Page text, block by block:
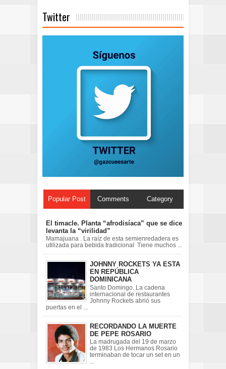
Twitter
Popular Post Comments Category
El timacle. Planta “afrodisíaca” que se dice
levanta la “virilidad”
Mamajuana . La raíz de esta semienredadera es
utilizada para bebida tradicional Tiene muchos ...
JOHNNY ROCKETS YA ESTA
EN REPÚBLICA
DOMINICANA
Santo Domingo. La cadena
internacional de restaurantes
Johnny Rockets abrió sus
puertas en el ...
RECORDANDO LA MUERTE
DE PEPE ROSARIO
La madrugada del 19 de marzo
de 1983 Los Hermanos Rosario
terminaban de tocar un set en un
...